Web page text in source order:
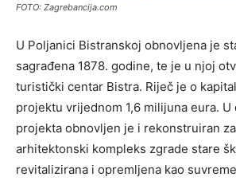
FOTO: Zagrebancija.com
U Poljanici Bistranskoj obnovljena je
sagrađena 1878. godine, te je u njoj
turistički centar Bistra. Riječ je o
projektu vrijednom 1,6 milijuna eura. U
projekta obnovljen je i rekonstruiran
arhitektonski kompleks zgrade stare
revitalizirana i opremljena kao